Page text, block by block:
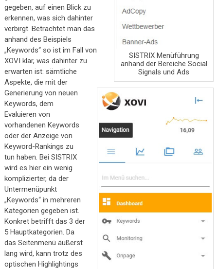
SISTRIX Menüführung
anhand der Bereiche Social
Signals und Ads
gegeben, auf einen Blick zu
erkennen, was sich dahinter
verbirgt. Betrachtet man das
anhand des Beispiels
„Keywords“ so ist im Fall von
XOVI klar, was dahinter zu
erwarten ist: sämtliche
Aspekte, die mit der
Generierung von neuen
Keywords, dem
Evaluieren von
vorhandenen Keywords
oder der Anzeige von
Keyword-Rankings zu
tun haben. Bei SISTRIX
wird es hier ein wenig
komplizierter, da der
Untermenüpunkt
„Keywords“ in mehreren
Kategorien gegeben ist.
Konkret betrifft das 3 der
5 Hauptkategorien. Da
das Seitenmenü äußerst
lang wird, kann trotz des
optischen Highlightings